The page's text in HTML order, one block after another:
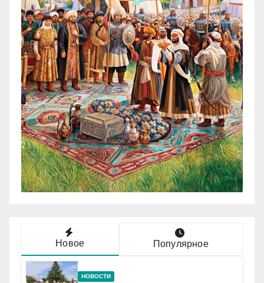
Новое Популярное
НОВОСТИ